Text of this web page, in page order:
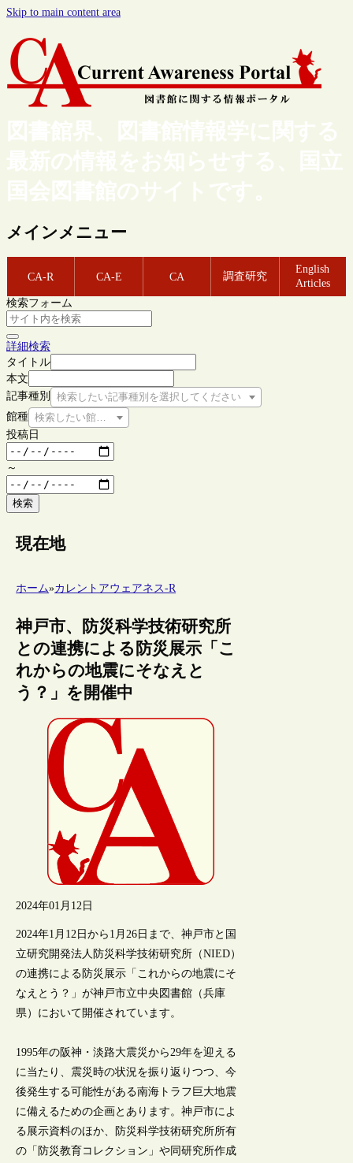
Skip to main content area
図書館界、図書館情報学に関する
最新の情報をお知らせする、国立
国会図書館のサイトです。
メインメニュー
CA-R CA-E CA 調査研究
English
Articles
検索フォーム
詳細検索
タイトル
本文
記事種別
検索したい記事種別を選択してください
館種 検索したい館種を選択してください
投稿日
～
検索
現在地
ホーム»カレントアウェアネス-R
神戸市、防災科学技術研究所
との連携による防災展示「こ
れからの地震にそなえと
う？」を開催中
2024年01月12日
2024年1月12日から1月26日まで、神戸市と国
立研究開発法人防災科学技術研究所（NIED）
の連携による防災展示「これからの地震にそ
なえとう？」が神戸市立中央図書館（兵庫
県）において開催されています。
1995年の阪神・淡路大震災から29年を迎える
に当たり、震災時の状況を振り返りつつ、今
後発生する可能性がある南海トラフ巨大地震
に備えるための企画とあります。神戸市によ
る展示資料のほか、防災科学技術研究所所有
の「防災教育コレクション」や同研究所作成